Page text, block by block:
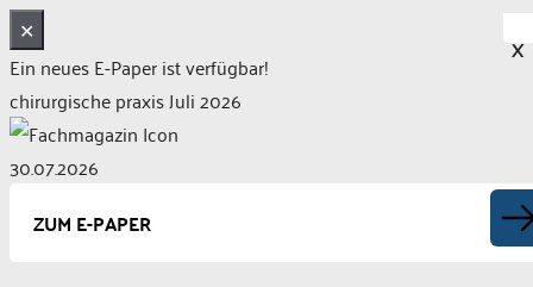
✕
Ein neues E-Paper ist verfügbar!
chirurgische praxis Juli 2026
30.07.2026
ZUM E-PAPER
X